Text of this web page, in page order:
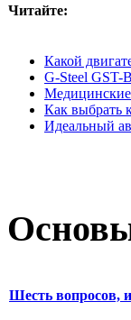
Читайте:
Какой
G-Steel GST-
Как выбрать
Идеальный
Шесть вопросов,